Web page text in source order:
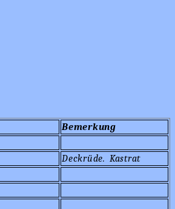
Bemerkung
Deckrüde. Kastrat